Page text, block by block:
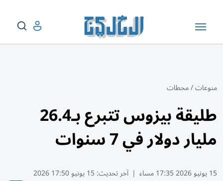
منوعات/محطات
طليقة بيزوس تتبرع بـ26.4
مليار دولار في 7 سنوات
15 يونيو 2026 17:35 مساء | آخر تحديث:15 يونيو 17:50 2026